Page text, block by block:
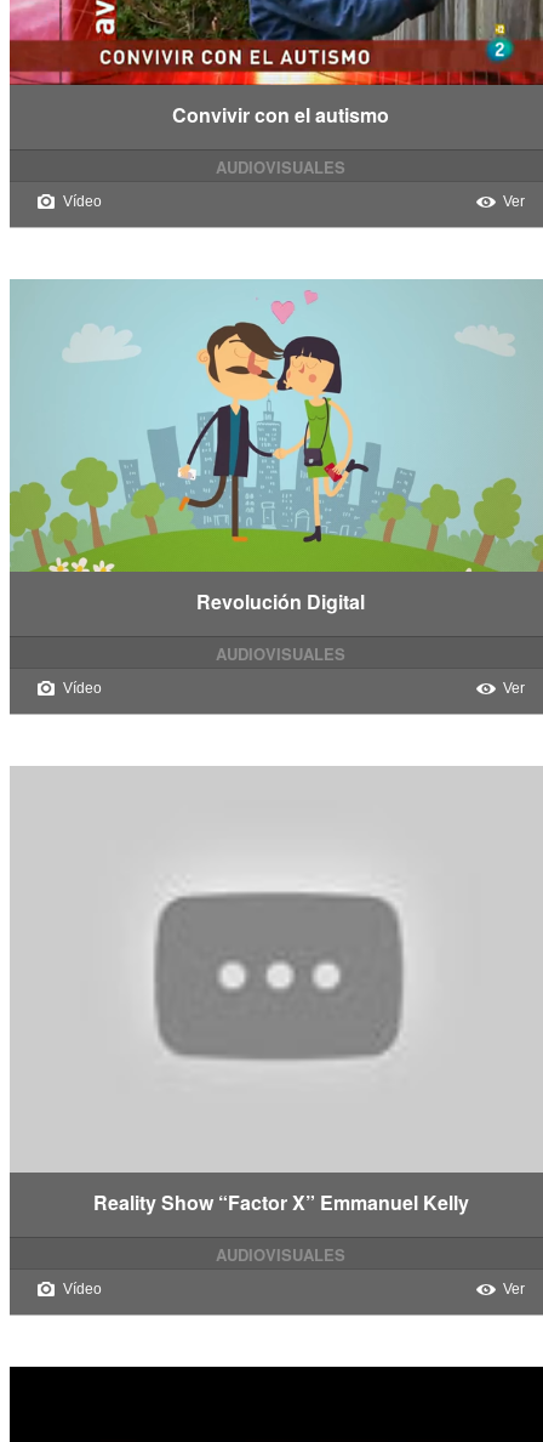
Convivir con el autismo
AUDIOVISUALES
Vídeo Ver
Revolución Digital
AUDIOVISUALES
Vídeo Ver
Reality Show “Factor X” Emmanuel Kelly
AUDIOVISUALES
Vídeo Ver